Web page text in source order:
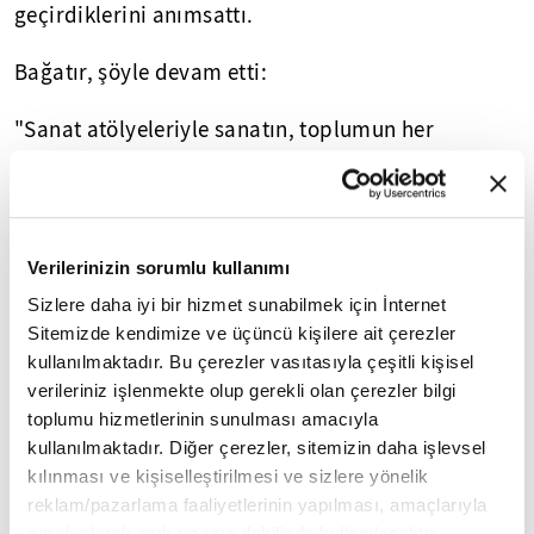
Verilerinizin sorumlu kullanımı
Sizlere daha iyi bir hizmet sunabilmek için İnternet
Sitemizde kendimize ve üçüncü kişilere ait çerezler
kullanılmaktadır. Bu çerezler vasıtasıyla çeşitli kişisel
verileriniz işlenmekte olup gerekli olan çerezler bilgi
toplumu hizmetlerinin sunulması amacıyla
kullanılmaktadır. Diğer çerezler, sitemizin daha işlevsel
kılınması ve kişiselleştirilmesi ve sizlere yönelik
reklam/pazarlama faaliyetlerinin yapılması, amaçlarıyla
geçirdiklerini anımsattı.
Bağatır, şöyle devam etti:
"Sanat atölyeleriyle sanatın, toplumun her
kesimine hitap eden ortak dili vasıtasıyla
kültürümüzü ve manevi değerlerimizi öncelikle
sanat atölyesinin ilk çalışmasıdır. Eserler,
orijinaline sadık kalınarak, yeniden yapılandırıldı.
Eserlerin, tarihin tozlu sayfalarında kalmaması,
hayatın tam da merkezinde olması gerektiğini ve
bizlere yol göstermeyi bir kez daha hatırlattı."
Konuşmaların ardından, Kültür ve Turizm Bakan
Yardımcısı Nadir Alpaslan, "Süleymanname"
sergisinin açılışını yaptı, Özcan Özcan'dan